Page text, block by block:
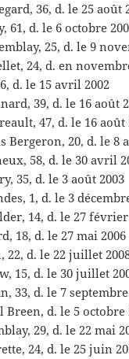
36, d. le 25 août
61, d. le 6 octobre
25, d. le 9
24, d. en
d. le 15 avril 2002
39, d. le 16 août
47, d. le 16 août
Bergeron, 20, d. le 8
58, d. le 30 avril
35, d. le 3 août 2003
1, d. le 3
14, d. le 27 février
18, d. le 27 mai 2006
22, d. le 22 juillet
15, d. le 30 juillet
33, d. le 7
Breen, d. le 5 octobre
29, d. le 22 mai
24, d. le 25 juin